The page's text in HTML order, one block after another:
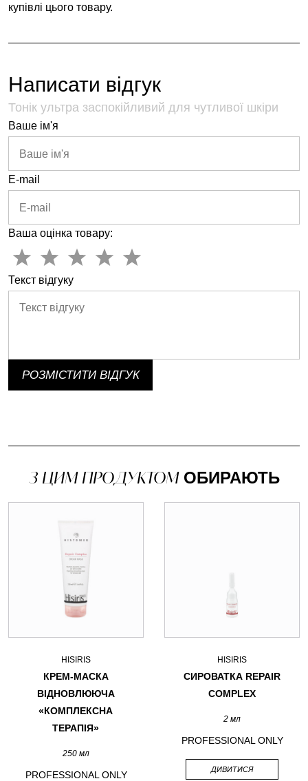
купівлі цього товару.
Написати відгук
Тонік ультра заспокійливий для чутливої шкіри
Ваше ім'я
E-mail
Ваша оцінка товару:
Текст відгуку
РОЗМІСТИТИ ВІДГУК
З ЦИМ ПРОДУКТОМОБИРАЮТЬ
HISIRIS
КРЕМ-МАСКА
ВІДНОВЛЮЮЧА
«КОМПЛЕКСНА
ТЕРАПІЯ»
250 мл
PROFESSIONAL ONLY
HISIRIS
СИРОВАТКА REPAIR
COMPLEX
2 мл
PROFESSIONAL ONLY
ДИВИТИСЯ